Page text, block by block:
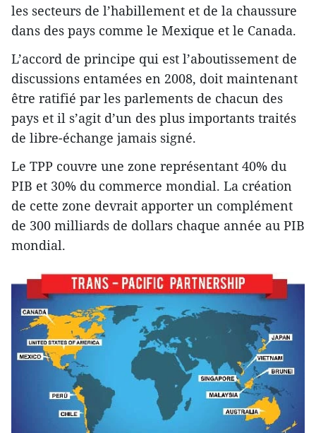
les secteurs de l’habillement et de la chaussure
dans des pays comme le Mexique et le Canada.
L’accord de principe qui est l’aboutissement de
discussions entamées en 2008, doit maintenant
être ratifié par les parlements de chacun des
pays et il s’agit d’un des plus importants traités
de libre-échange jamais signé.
Le TPP couvre une zone représentant 40% du
PIB et 30% du commerce mondial. La création
de cette zone devrait apporter un complément
de 300 milliards de dollars chaque année au PIB
mondial.